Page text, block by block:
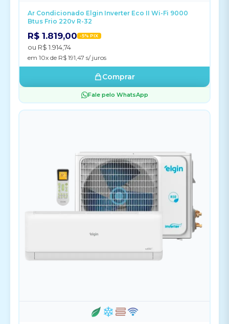
Ar Condicionado Elgin Inverter Eco II Wi-Fi 9000
Btus Frio 220v R-32
R$ 1.819,00 -5% PIX
ou R$ 1.914,74
em 10x de R$ 191,47 s/ juros
Comprar
Fale pelo WhatsApp